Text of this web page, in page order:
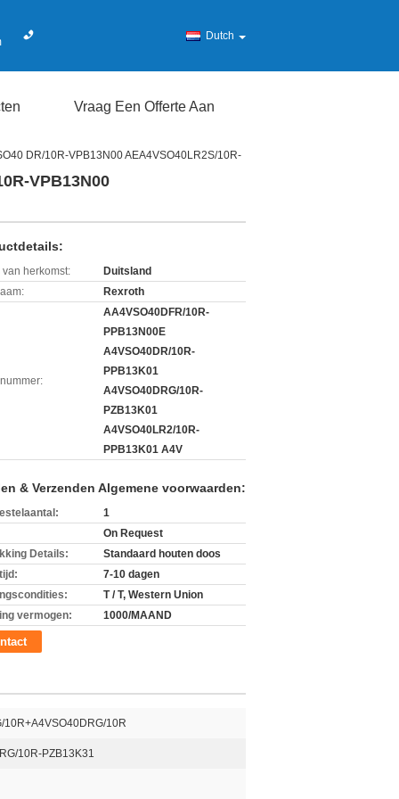
Dutch
Vraag Een Offerte Aan
DR/10R-VPB13N00 AEA4VSO40LR2S/10R-
VPB13N00
van herkomst:
Duitsland
Rexroth
AA4VSO40DFR/10R-
PPB13N00E
A4VSO40DR/10R-
PPB13K01
A4VSO40DRG/10R-
PZB13K01
A4VSO40LR2/10R-
PPB13K01 A4V
& Verzenden Algemene voorwaarden:
1
On Request
Details:
Standaard houten doos
7-10 dagen
T / T, Western Union
vermogen:
1000/MAAND
10R+A4VSO40DRG/10R
10R-PZB13K31